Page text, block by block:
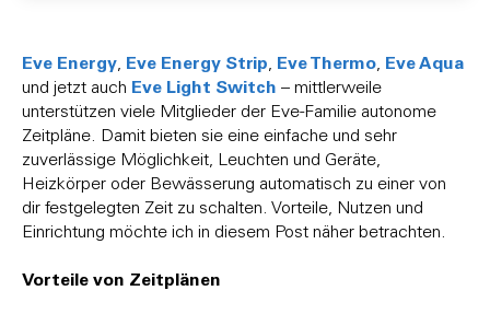
Eve Energy, Eve Energy Strip, Eve Thermo, Eve Aqua
und jetzt auch Eve Light Switch – mittlerweile
unterstützen viele Mitglieder der Eve-Familie autonome
Zeitpläne. Damit bieten sie eine einfache und sehr
zuverlässige Möglichkeit, Leuchten und Geräte,
Heizkörper oder Bewässerung automatisch zu einer von
dir festgelegten Zeit zu schalten. Vorteile, Nutzen und
Einrichtung möchte ich in diesem Post näher betrachten.
Vorteile von Zeitplänen